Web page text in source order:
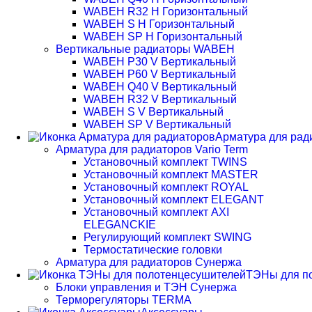
WABEH R32 H Горизонтальный
WABEH S H Горизонтальный
WABEH SP H Горизонтальный
Вертикальные радиаторы WABEH
WABEH P30 V Вертикальный
WABEH P60 V Вертикальный
WABEH Q40 V Вертикальный
WABEH R32 V Вертикальный
WABEH S V Вертикальный
WABEH SP V Вертикальный
Арматура для
Арматура для радиаторов Vario Term
Установочный комплект TWINS
Установочный комплект MASTER
Установочный комплект ROYAL
Установочный комплект ELEGANT
Установочный комплект AXI
ELEGANCKIE
Регулирующий комплект SWING
Термостатические головки
Арматура для радиаторов Сунержа
ТЭНы для
Блоки управления и ТЭН Сунержа
Терморегуляторы TERMA